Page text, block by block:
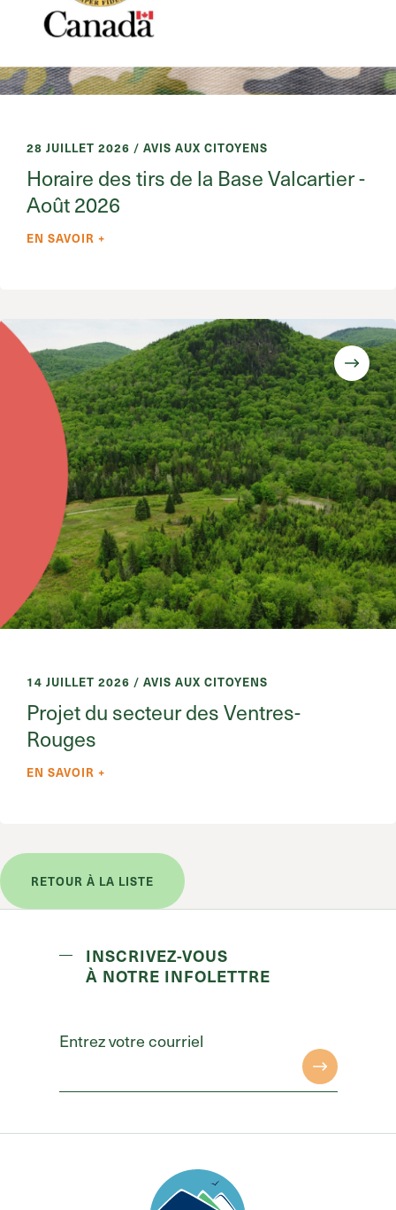
28 JUILLET 2026 / AVIS AUX CITOYENS
Horaire des tirs de la Base Valcartier -
Août 2026
EN SAVOIR +
14 JUILLET 2026 / AVIS AUX CITOYENS
Projet du secteur des Ventres-
Rouges
EN SAVOIR +
RETOUR À LA LISTE
INSCRIVEZ-VOUS
À NOTRE INFOLETTRE
Entrez votre courriel